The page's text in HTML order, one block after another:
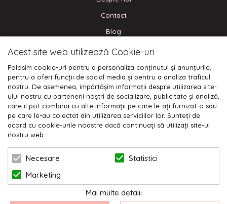
© 2026 NIKODO | POWERED BY
Contact
Blog
CONECTEAZA-TE
Plata cu cardul:
Acest site web utilizează Cookie-uri
Folosim cookie-uri pentru a personaliza conținutul și anunțurile,
pentru a oferi funcții de social media și pentru a analiza traficul
nostru. De asemenea, împărtășim informații despre utilizarea site-
ului nostru cu partenerii noștri de socializare, publicitate și analiză,
care îl pot combina cu alte informații pe care le-ați furnizat-o sau
pe care le-au colectat din utilizarea serviciilor lor. Sunteți de
acord cu cookie-urile noastre dacă continuați să utilizați site-ul
nostru web.
Necesare
Statistici
Marketing
Mai multe detalii